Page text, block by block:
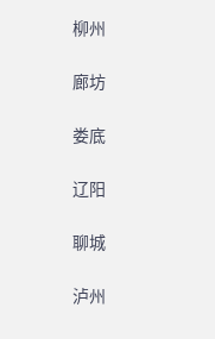
柳州
廊坊
娄底
辽阳
聊城
泸州